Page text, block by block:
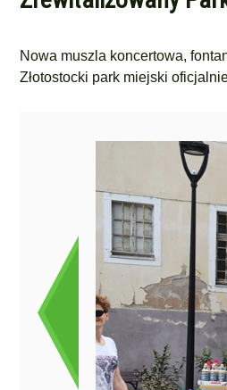
Nowa muszla koncertowa,
Złotostocki park miejski